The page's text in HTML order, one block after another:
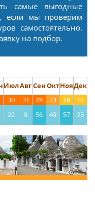
самые выгодные
если мы проверим
самостоятельно.
на подбор.
ИюлАвгСенОктНояДек
30 31 28 23 18
14
22 9 56 49 57 25